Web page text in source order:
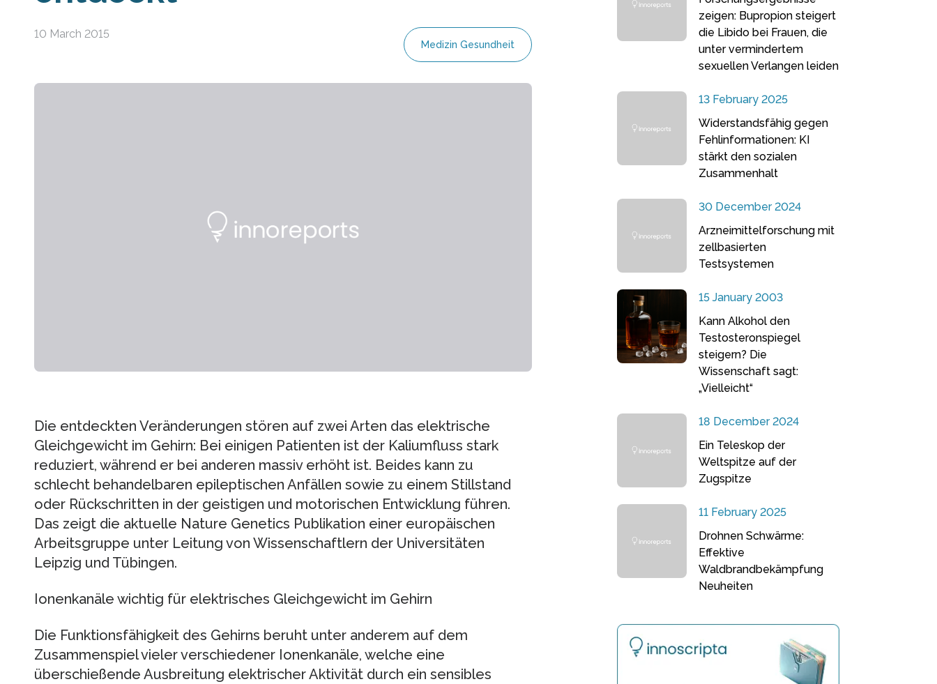
10 March 2015
Medizin Gesundheit
Die entdeckten Veränderungen stören auf zwei Arten das elektrische
Gleichgewicht im Gehirn: Bei einigen Patienten ist der Kaliumfluss stark
reduziert, während er bei anderen massiv erhöht ist. Beides kann zu
schlecht behandelbaren epileptischen Anfällen sowie zu einem Stillstand
oder Rückschritten in der geistigen und motorischen Entwicklung führen.
Das zeigt die aktuelle Nature Genetics Publikation einer europäischen
Arbeitsgruppe unter Leitung von Wissenschaftlern der Universitäten
Leipzig und Tübingen.
Ionenkanäle wichtig für elektrisches Gleichgewicht im Gehirn
Die Funktionsfähigkeit des Gehirns beruht unter anderem auf dem
Zusammenspiel vieler verschiedener Ionenkanäle, welche eine
überschießende Ausbreitung elektrischer Aktivität durch ein sensibles
zeigen: Bupropion steigert
die Libido bei Frauen, die
unter vermindertem
sexuellen Verlangen leiden
13 February 2025
Widerstandsfähig gegen
Fehlinformationen: KI
stärkt den sozialen
Zusammenhalt
30 December 2024
Arzneimittelforschung mit
zellbasierten
Testsystemen
15 January 2003
Kann Alkohol den
Testosteronspiegel
steigern? Die
Wissenschaft sagt:
„Vielleicht“
18 December 2024
Ein Teleskop der
Weltspitze auf der
Zugspitze
11 February 2025
Drohnen Schwärme:
Effektive
Waldbrandbekämpfung
Neuheiten